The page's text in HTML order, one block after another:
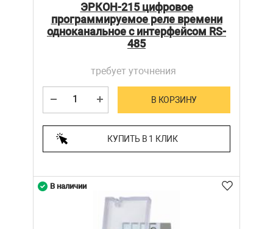
ЭРКОН-215 цифровое
программируемое реле времени
одноканальное c интерфейсом RS-
485
требует уточнения
В КОРЗИНУ
КУПИТЬ В 1 КЛИК
В наличии